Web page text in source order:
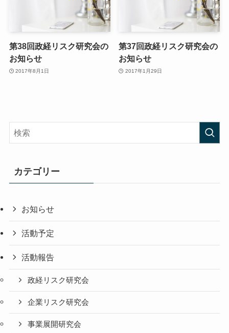
第38回政経リスク研究会の
お知らせ
2017年8月1日
第37回政経リスク研究会の
お知らせ
2017年1月29日
カテゴリー
お知らせ
活動予定
活動報告
政経リスク研究会
企業リスク研究会
事業展開研究会